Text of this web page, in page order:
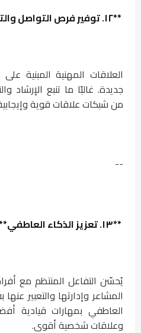
**١٢. توفير فرص التواصل والتقدم المهني**
العلاقات المهنية المبنية
جديدة. غالبًا ما تنبع الإرشاد
من شبكات علاقات قوية
--
**١٣. تعزيز الذكاء العاطفي**
يُحسّن التفاعل المنتظم مع
المشاعر وإدارتها والتعبير عنها
العاطفي بمهارات قيادية
وعلاقات شخصية أقوى.